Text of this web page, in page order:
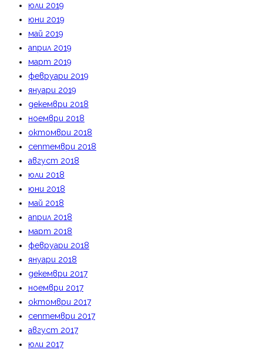
юли 2019
юни 2019
май 2019
април 2019
март 2019
февруари 2019
януари 2019
декември 2018
ноември 2018
октомври 2018
септември 2018
август 2018
юли 2018
юни 2018
май 2018
април 2018
март 2018
февруари 2018
януари 2018
декември 2017
ноември 2017
октомври 2017
септември 2017
август 2017
юли 2017